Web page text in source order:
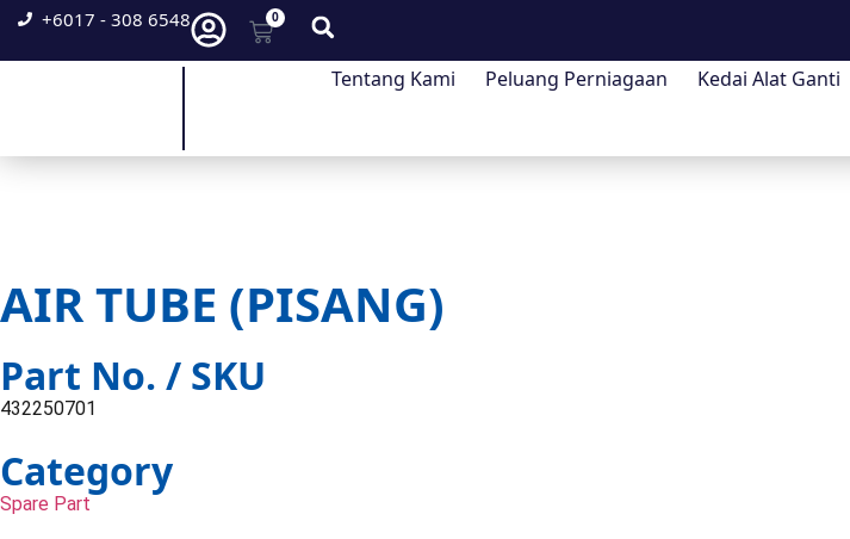
+6017 - 308 6548 0
Tentang Kami Peluang Perniagaan Kedai Alat Ganti
AIR TUBE (PISANG)
Part No. / SKU
432250701
Category
Spare Part